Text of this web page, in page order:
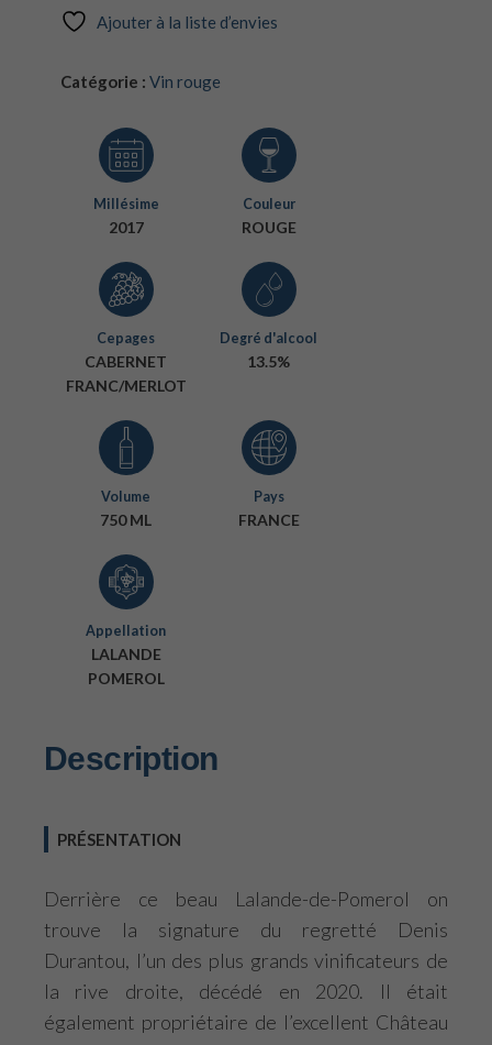
Ajouter à la liste d’envies
Catégorie : Vin rouge
Millésime
2017
Couleur
ROUGE
Cepages
CABERNET
FRANC/MERLOT
Degré d'alcool
13.5%
Volume
750 ML
Pays
FRANCE
Appellation
LALANDE
POMEROL
Description
PRÉSENTATION
Derrière ce beau Lalande-de-Pomerol on
trouve la signature du regretté Denis
Durantou, l’un des plus grands vinificateurs de
la rive droite, décédé en 2020. Il était
également propriétaire de l’excellent Château